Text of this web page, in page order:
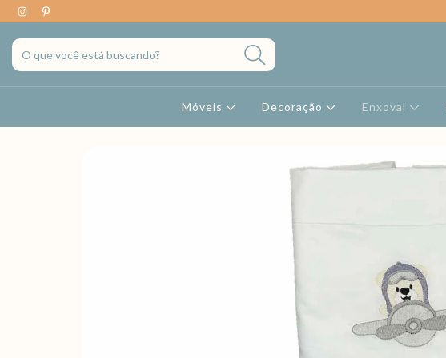
Móveis Decoração Enxoval